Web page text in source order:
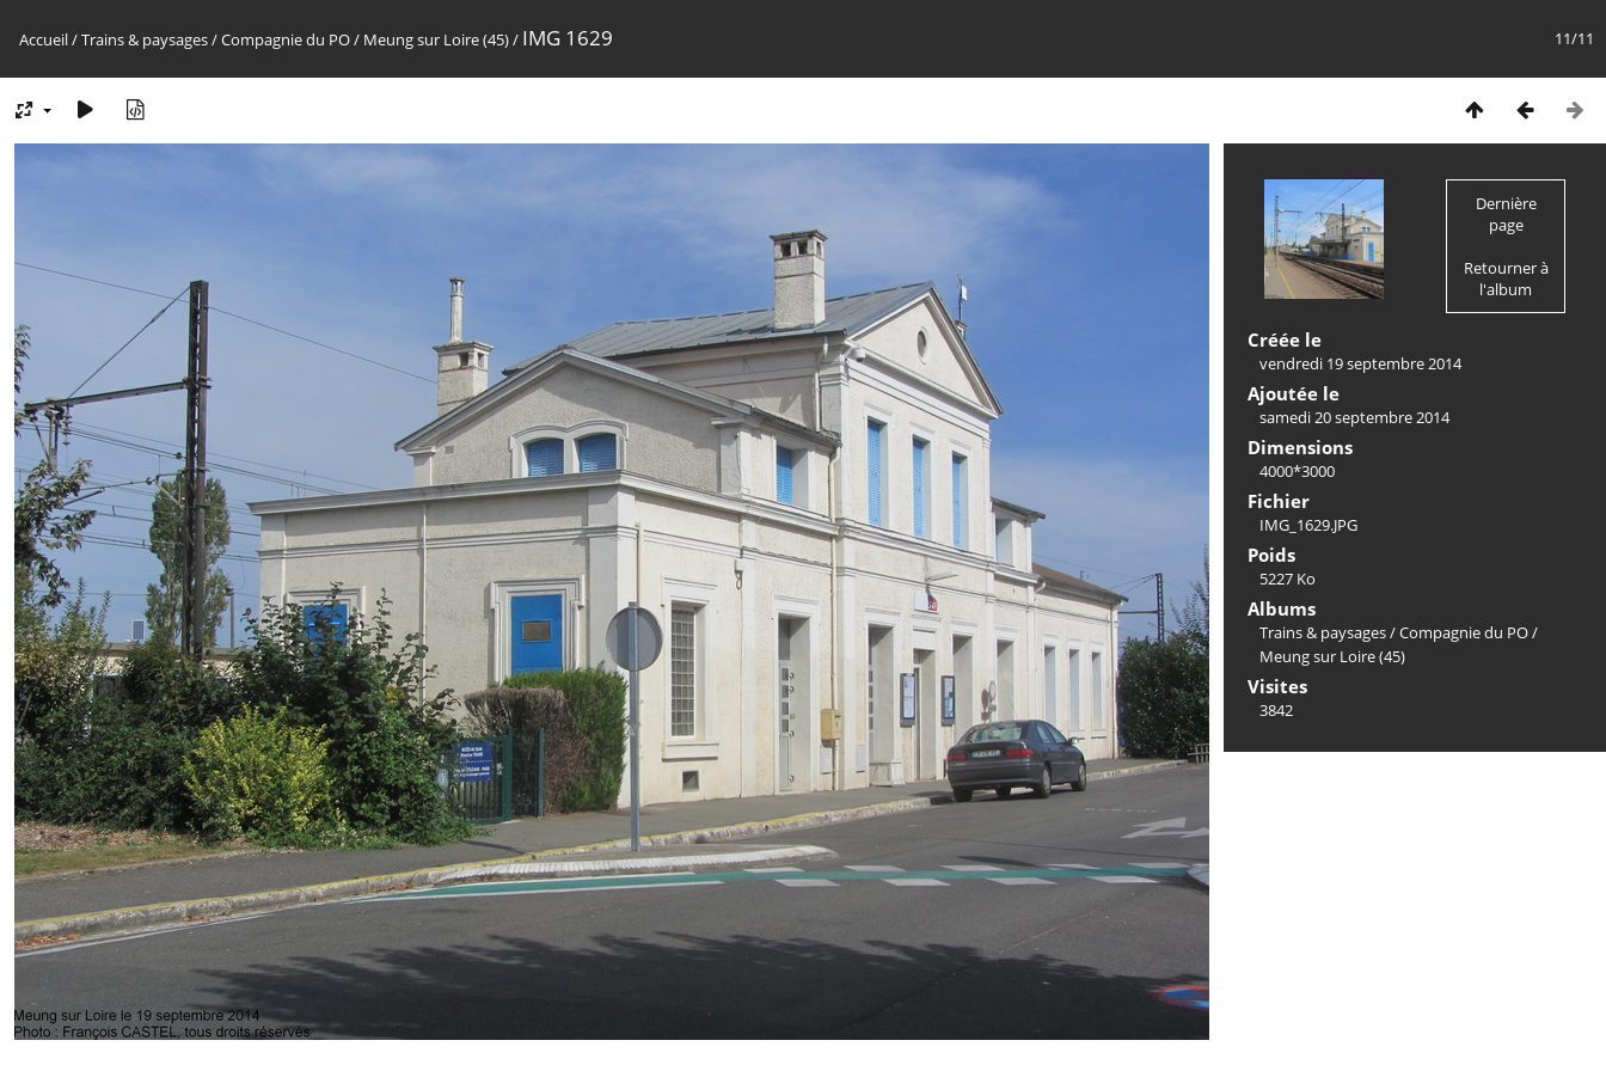
11/11
Accueil/Trains & paysages/Compagnie du PO/ Meung sur Loire (45)/ IMG 1629
Dernière
page
Retourner à
l'album
Créée le
vendredi 19 septembre 2014
Ajoutée le
samedi 20 septembre 2014
Dimensions
4000*3000
Fichier
IMG_1629.JPG
Poids
5227 Ko
Albums
Trains & paysages/Compagnie du PO/
Meung sur Loire (45)
Visites
3842